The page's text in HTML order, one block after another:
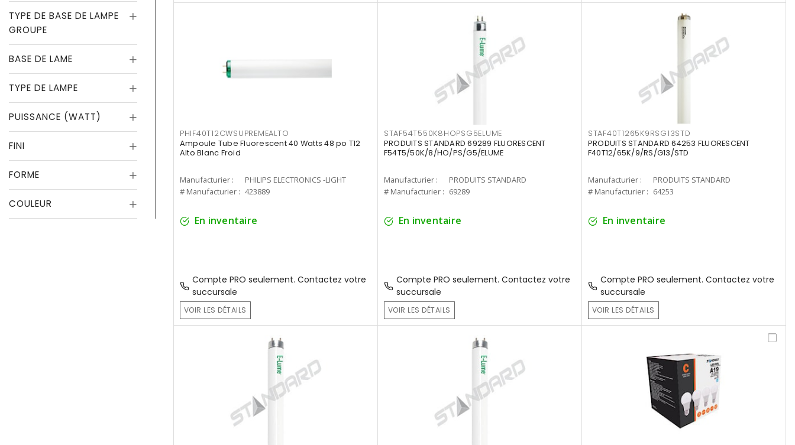
TYPE DE BASE DE LAMPE
GROUPE
BASE DE LAME
TYPE DE LAMPE
PUISSANCE (WATT)
FINI
FORME
COULEUR
PHIF40T12CWSUPREMEALTO
Ampoule Tube Fluorescent 40 Watts 48 po T12
Alto Blanc Froid
Manufacturier :
PHILIPS ELECTRONICS -LIGHT
# Manufacturier : 423889
En inventaire
Compte PRO seulement. Contactez votre
succursale
VOIR LES DÉTAILS
STAF54T550K8HOPSG5ELUME
PRODUITS STANDARD 69289 FLUORESCENT
F54T5/50K/8/HO/PS/G5/ELUME
Manufacturier :
PRODUITS STANDARD
# Manufacturier : 69289
En inventaire
Compte PRO seulement. Contactez votre
succursale
VOIR LES DÉTAILS
STAF40T1265K9RSG13STD
PRODUITS STANDARD 64253 FLUORESCENT
F40T12/65K/9/RS/G13/STD
Manufacturier :
PRODUITS STANDARD
# Manufacturier : 64253
En inventaire
Compte PRO seulement. Contactez votre
succursale
VOIR LES DÉTAILS